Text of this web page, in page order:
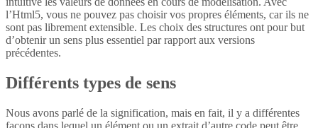
l’Html5, vous ne pouvez pas choisir vos propres éléments, car ils ne
sont pas librement extensible. Les choix des structures ont pour but
d’obtenir un sens plus essentiel par rapport aux versions
précédentes.
Différents types de sens
Nous avons parlé de la signification, mais en fait, il y a différentes